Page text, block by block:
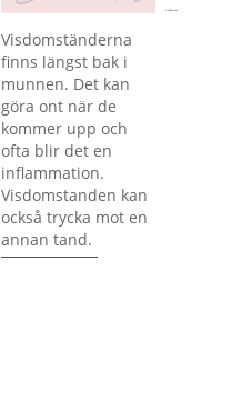
Förstora bilden
Visdomständerna
finns längst bak i
munnen. Det kan
göra ont när de
kommer upp och
ofta blir det en
inflammation.
Visdomstanden kan
också trycka mot en
annan tand.